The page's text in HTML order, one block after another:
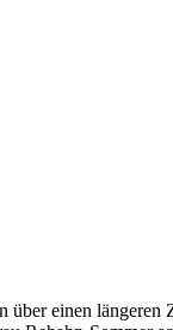
über einen